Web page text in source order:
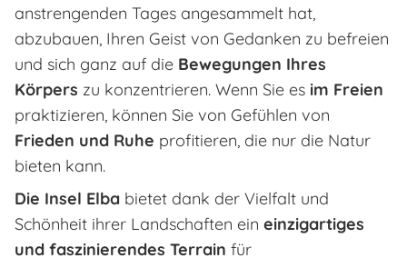
anstrengenden Tages angesammelt hat,
abzubauen, Ihren Geist von Gedanken zu befreien
und sich ganz auf die Bewegungen Ihres
Körpers zu konzentrieren. Wenn Sie es im Freien
praktizieren, können Sie von Gefühlen von
Frieden und Ruhe profitieren, die nur die Natur
bieten kann.
Die Insel Elba bietet dank der Vielfalt und
Schönheit ihrer Landschaften ein einzigartiges
und faszinierendes Terrain für